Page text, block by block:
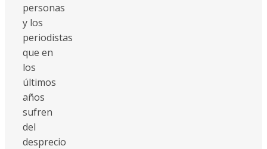
personas
y los
periodistas
que en
los
últimos
años
sufren
del
desprecio